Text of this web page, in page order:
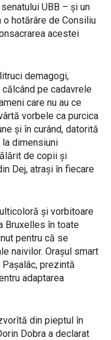
UBB – și un
o hotărâre de Consiliu
acestei
demagogi,
pe cadavrele
care nu au ce
vorbele ca purcica
și în curând, datorită
la dimensiuni
de copii și
Dej, atrași în fiecare
și vorbitoare
Bruxelles în toate
pentru că se
naivilor. Orașul smart
prezintă
adaptarea
din pieptul în
Dobra a declarat